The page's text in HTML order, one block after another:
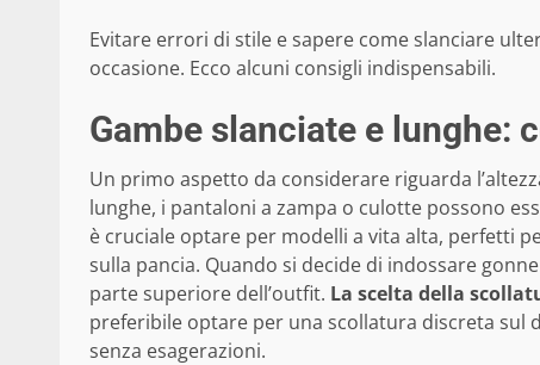
Evitare errori di stile e sapere come slanciare
occasione. Ecco alcuni consigli indispensabili.
Gambe slanciate e lunghe:
Un primo aspetto da considerare riguarda
lunghe, i pantaloni a zampa o culotte possono
è cruciale optare per modelli a vita alta, perfetti
sulla pancia. Quando si decide di indossare
parte superiore dell’outfit. La scelta della
preferibile optare per una scollatura discreta sul
senza esagerazioni.